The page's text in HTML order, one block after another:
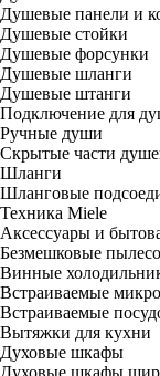
Душевые панели и
Душевые стойки
Душевые форсунки
Душевые шланги
Душевые штанги
Подключение для
Ручные души
Скрытые части
Шланги
Шланговые
Техника Miele
Аксессуары и
Безмешковые
Винные
Встраиваемые
Встраиваемые
Вытяжки для кухни
Духовые шкафы
Духовые шкафы